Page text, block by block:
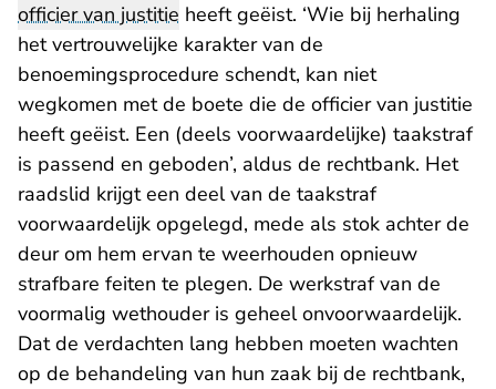
officier van justitie heeft geëist. ‘Wie bij herhaling
het vertrouwelijke karakter van de
benoemingsprocedure schendt, kan niet
wegkomen met de boete die de officier van justitie
heeft geëist. Een (deels voorwaardelijke) taakstraf
is passend en geboden’, aldus de rechtbank. Het
raadslid krijgt een deel van de taakstraf
voorwaardelijk opgelegd, mede als stok achter de
deur om hem ervan te weerhouden opnieuw
strafbare feiten te plegen. De werkstraf van de
voormalig wethouder is geheel onvoorwaardelijk.
Dat de verdachten lang hebben moeten wachten
op de behandeling van hun zaak bij de rechtbank,